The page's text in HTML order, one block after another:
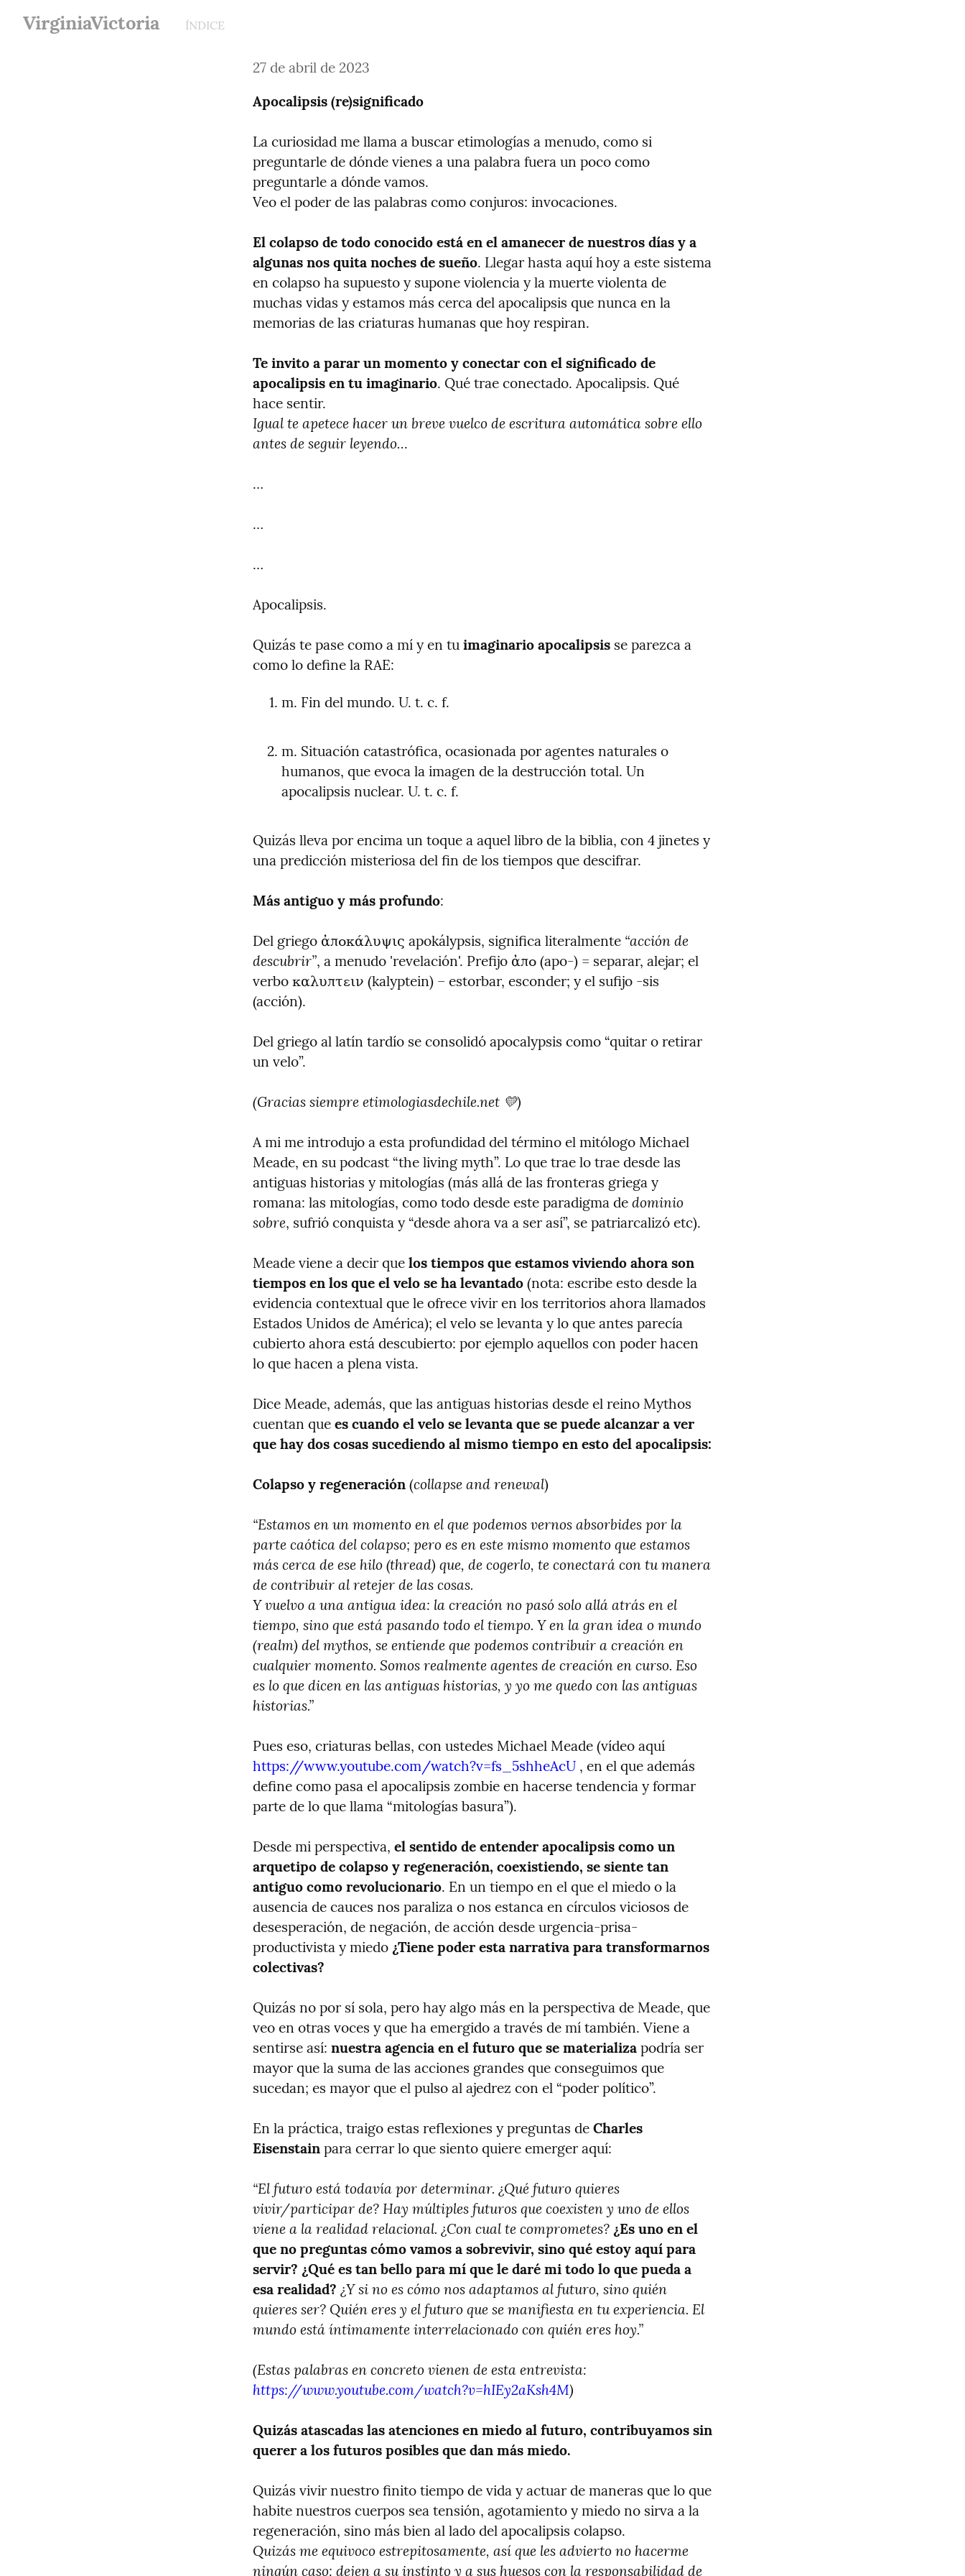
VirginiaVictoria ÍNDICE
27 de abril de 2023
Apocalipsis (re)significado
La curiosidad me llama a buscar etimologías a menudo, como si
preguntarle de dónde vienes a una palabra fuera un poco como
preguntarle a dónde vamos.
Veo el poder de las palabras como conjuros: invocaciones.
El colapso de todo conocido está en el amanecer de nuestros días y a
algunas nos quita noches de sueño. Llegar hasta aquí hoy a este sistema
en colapso ha supuesto y supone violencia y la muerte violenta de
muchas vidas y estamos más cerca del apocalipsis que nunca en la
memorias de las criaturas humanas que hoy respiran.
Te invito a parar un momento y conectar con el significado de
apocalipsis en tu imaginario. Qué trae conectado. Apocalipsis. Qué
Igual te apetece hacer un breve vuelco de escritura automática sobre ello
antes de seguir leyendo…
…
…
…
Apocalipsis.
Quizás te pase como a mí y en tu imaginario apocalipsis se parezca a
como lo define la RAE:
m. Fin del mundo. U. t. c. f.
m. Situación catastrófica, ocasionada por agentes naturales o
humanos, que evoca la imagen de la destrucción total. Un
apocalipsis nuclear. U. t. c. f.
Quizás lleva por encima un toque a aquel libro de la biblia, con 4 jinetes y
una predicción misteriosa del fin de los tiempos que descifrar.
Más antiguo y más profundo:
Del griego ἀποκάλυψις apokálypsis, significa literalmente “acción de
descubrir”, a menudo 'revelación'. Prefijo ἀπο (apo-) = separar, alejar; el
verbo καλυπτειν (kalyptein) – estorbar, esconder; y el sufijo -sis
(acción).
Del griego al latín tardío se consolidó apocalypsis como “quitar o retirar
un velo”.
(Gracias siempre etimologiasdechile.net 💛)
A mi me introdujo a esta profundidad del término el mitólogo Michael
Meade, en su podcast “the living myth”. Lo que trae lo trae desde las
antiguas historias y mitologías (más allá de las fronteras griega y
romana: las mitologías, como todo desde este paradigma de dominio
sobre, sufrió conquista y “desde ahora va a ser así”, se patriarcalizó etc).
Meade viene a decir que los tiempos que estamos viviendo ahora son
tiempos en los que el velo se ha levantado (nota: escribe esto desde la
evidencia contextual que le ofrece vivir en los territorios ahora llamados
Estados Unidos de América); el velo se levanta y lo que antes parecía
cubierto ahora está descubierto: por ejemplo aquellos con poder hacen
lo que hacen a plena vista.
Dice Meade, además, que las antiguas historias desde el reino Mythos
cuentan que es cuando el velo se levanta que se puede alcanzar a ver
que hay dos cosas sucediendo al mismo tiempo en esto del apocalipsis:
Colapso y regeneración (collapse and renewal)
“Estamos en un momento en el que podemos vernos absorbides por la
parte caótica del colapso; pero es en este mismo momento que estamos
más cerca de ese hilo (thread) que, de cogerlo, te conectará con tu manera
de contribuir al retejer de las cosas.
Y vuelvo a una antigua idea: la creación no pasó solo allá atrás en el
tiempo, sino que está pasando todo el tiempo. Y en la gran idea o mundo
(realm) del mythos, se entiende que podemos contribuir a creación en
cualquier momento. Somos realmente agentes de creación en curso. Eso
es lo que dicen en las antiguas historias, y yo me quedo con las antiguas
historias.”
https://www.youtube.com/watch?v=fs_5shheAcU , en el que además
define como pasa el apocalipsis zombie en hacerse tendencia y formar
parte de lo que llama “mitologías basura”).
Desde mi perspectiva, el sentido de entender apocalipsis como un
arquetipo de colapso y regeneración, coexistiendo, se siente tan
antiguo como revolucionario. En un tiempo en el que el miedo o la
ausencia de cauces nos paraliza o nos estanca en círculos viciosos de
desesperación, de negación, de acción desde urgencia-prisa-
productivista y miedo ¿Tiene poder esta narrativa para transformarnos
colectivas?
Quizás no por sí sola, pero hay algo más en la perspectiva de Meade, que
veo en otras voces y que ha emergido a través de mí también. Viene a
sentirse así: nuestra agencia en el futuro que se materializa podría ser
mayor que la suma de las acciones grandes que conseguimos que
sucedan; es mayor que el pulso al ajedrez con el “poder político”.
En la práctica, traigo estas reflexiones y preguntas de Charles
Eisenstain para cerrar lo que siento quiere emerger aquí:
“El futuro está todavía por determinar. ¿Qué futuro quieres
vivir/participar de? Hay múltiples futuros que coexisten y uno de ellos
viene a la realidad relacional. ¿Con cual te comprometes? ¿Es uno en el
que no preguntas cómo vamos a sobrevivir, sino qué estoy aquí para
servir? ¿Qué es tan bello para mí que le daré mi todo lo que pueda a
esa realidad? ¿Y si no es cómo nos adaptamos al futuro, sino quién
quieres ser? Quién eres y el futuro que se manifiesta en tu experiencia. El
mundo está íntimamente interrelacionado con quién eres hoy.”
https://www.youtube.com/watch?v=hIEy2aKsh4M)
Quizás atascadas las atenciones en miedo al futuro, contribuyamos sin
querer a los futuros posibles que dan más miedo.
Quizás vivir nuestro finito tiempo de vida y actuar de maneras que lo que
habite nuestros cuerpos sea tensión, agotamiento y miedo no sirva a la
Quizás me equivoco estrepitosamente, así que les advierto no hacerme
ningún caso: dejen a su instinto y a sus huesos con la responsabilidad de